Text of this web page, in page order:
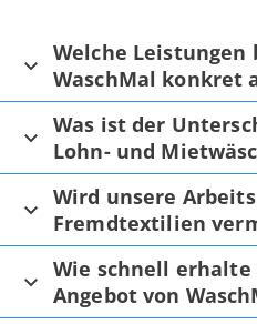
Welche Leistungen
WaschMal konkret
Was ist der
Lohn- und
Wird unsere
Fremdtextilien
Wie schnell erhalte
Angebot von